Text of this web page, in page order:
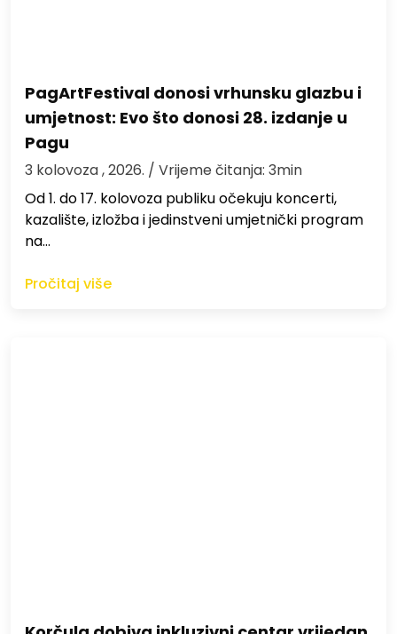
PagArtFestival donosi vrhunsku glazbu i
umjetnost: Evo što donosi 28. izdanje u
Pagu
3 kolovoza , 2026. / Vrijeme čitanja: 3min
Od 1. do 17. kolovoza publiku očekuju koncerti,
kazalište, izložba i jedinstveni umjetnički program
na…
Pročitaj više